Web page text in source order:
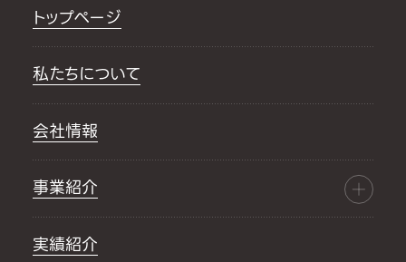
トップページ
私たちについて
会社情報
事業紹介
実績紹介